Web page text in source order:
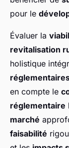
pour le
Évaluer la
revitalisation
holistique
en compte le
réglementaire
marché
faisabilité